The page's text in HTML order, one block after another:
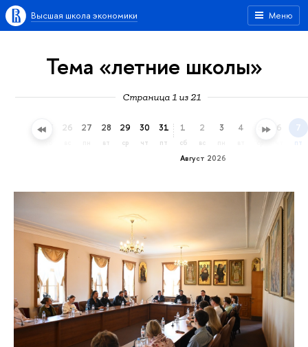
Меню
Высшая школа экономики
Тема «летние школы»
Страница 1 из 21
25 26 27 28
вт
29
ср
30
чт
31
пт
Август 2026
1
сб
2
вс
3 4 5 6 7
пт